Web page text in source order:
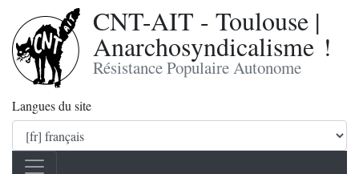
CNT-AIT - Toulouse |
Anarchosyndicalisme !
Résistance Populaire Autonome
Langues du site